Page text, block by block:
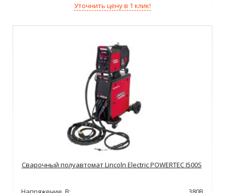
Уточнить цену в 1 клик!
Сварочный полуавтомат Lincoln Electric POWERTEC I500S